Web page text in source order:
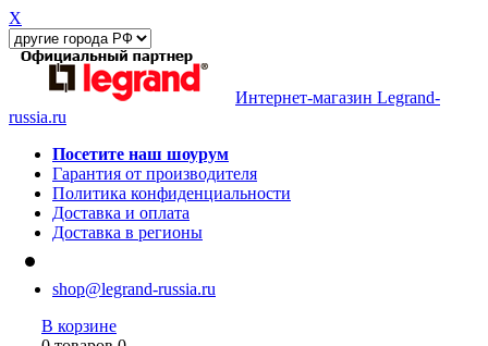
X
Интернет-магазин Legrand-
russia.ru
Посетите наш шоурум
Гарантия от производителя
Политика конфиденциальности
Доставка и оплата
Доставка в регионы
shop@legrand-russia.ru
В корзине